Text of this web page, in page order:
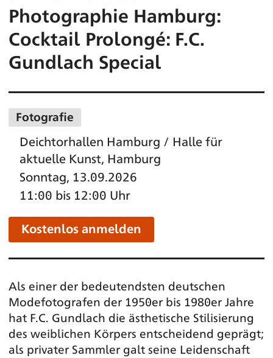
Photographie Hamburg:
Cocktail Prolongé: F.C.
Gundlach Special
Fotografie
Deichtorhallen Hamburg / Halle für
aktuelle Kunst, Hamburg
Sonntag, 13.09.2026
11:00 bis 12:00 Uhr
Kostenlos anmelden
Als einer der bedeutendsten deutschen
Modefotografen der 1950er bis 1980er Jahre
hat F.C. Gundlach die ästhetische Stilisierung
des weiblichen Körpers entscheidend geprägt;
als privater Sammler galt seine Leidenschaft